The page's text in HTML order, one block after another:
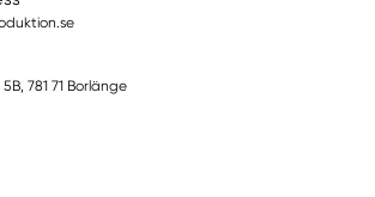
781 71 Borlänge